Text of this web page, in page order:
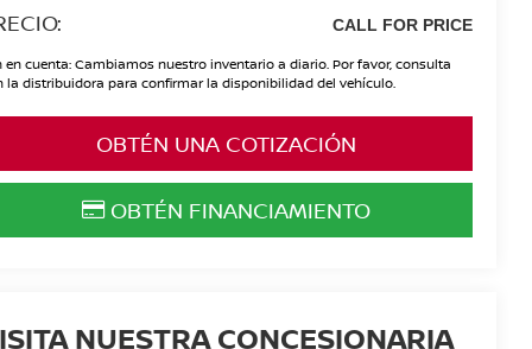
CALL FOR PRICE
en cuenta: Cambiamos nuestro inventario a diario. Por favor, consulta
la distribuidora para confirmar la disponibilidad del vehículo.
OBTÉN UNA COTIZACIÓN
OBTÉN FINANCIAMIENTO
NUESTRA CONCESIONARIA